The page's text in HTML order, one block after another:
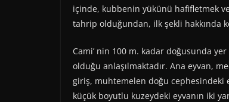
içinde, kubbenin yükünü hafifletmek
tahrip olduğundan, ilk şekli hakkında
Cami’ nin 100 m. kadar doğusunda
olduğu anlaşılmaktadır. Ana eyvan,
giriş, muhtemelen doğu cephesindeki
küçük boyutlu kuzeydeki eyvanın iki